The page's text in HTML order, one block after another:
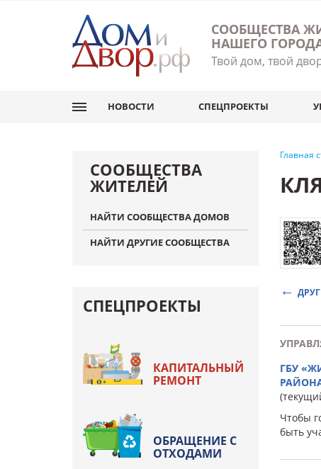
СООБЩЕСТВА
НАШЕГО
Твой дом, твой
НОВОСТИ СПЕЦПРОЕКТЫ
Главная
ГБУ
Чтобы
быть
СООБЩЕСТВА
ЖИТЕЛЕЙ
НАЙТИ СООБЩЕСТВА ДОМОВ
НАЙТИ ДРУГИЕ СООБЩЕСТВА
СПЕЦПРОЕКТЫ
КАПИТАЛЬНЫЙ
РЕМОНТ
ОБРАЩЕНИЕ С
ОТХОДАМИ